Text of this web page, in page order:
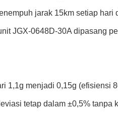
jarak 15km setiap
JGX-0648D-30A dipasang
1,1g menjadi 0,15g (efisiensi
tetap dalam ±0,5% tanpa